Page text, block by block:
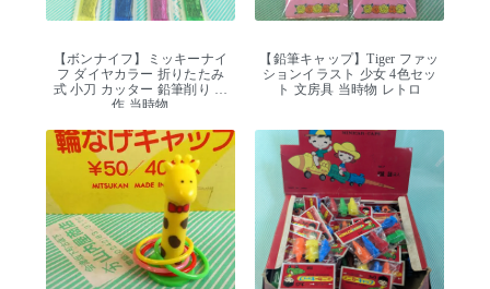
【ボンナイフ】ミッキーナイ
フ ダイヤカラー 折りたたみ
式 小刀 カッター 鉛筆削り 工
作 当時物
【鉛筆キャップ】Tiger ファッ
ションイラスト 少女 4色セッ
ト 文房具 当時物 レトロ